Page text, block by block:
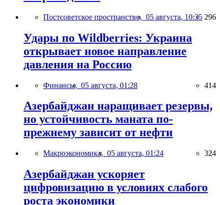
Постсоветское пространство, 05 августа, 10:35 296
Удары по Wildberries: Украина
открывает новое направление
давления на Россию
Финансы, 05 августа, 01:28 414
Азербайджан наращивает резервы,
но устойчивость маната по-
прежнему зависит от нефти
Макроэкономика, 05 августа, 01:24 324
Азербайджан ускоряет
цифровизацию в условиях слабого
роста экономики